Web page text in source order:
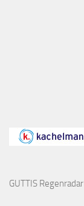
GUTTIS Regenradar